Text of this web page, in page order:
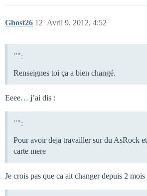
Ghost26 Avril 9, 2012, 4:52
12
"":
Renseignes toi ça a bien changé.
Eeee… j’ai dis :
"":
Pour avoir deja travailler sur du AsRock
carte mere
Je crois pas que ca ait changer depuis 2